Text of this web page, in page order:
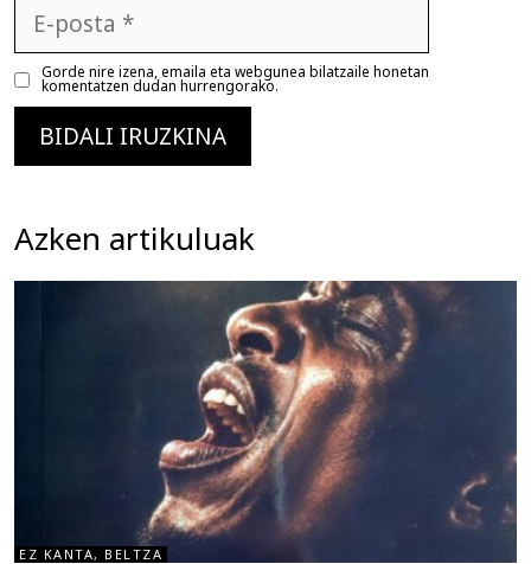
posta
Gorde nire izena, emaila eta webgunea bilatzaile honetan
komentatzen dudan hurrengorako.
Azken artikuluak
EZ KANTA, BELTZA